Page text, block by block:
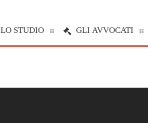
LO STUDIO GLI AVVOCATI